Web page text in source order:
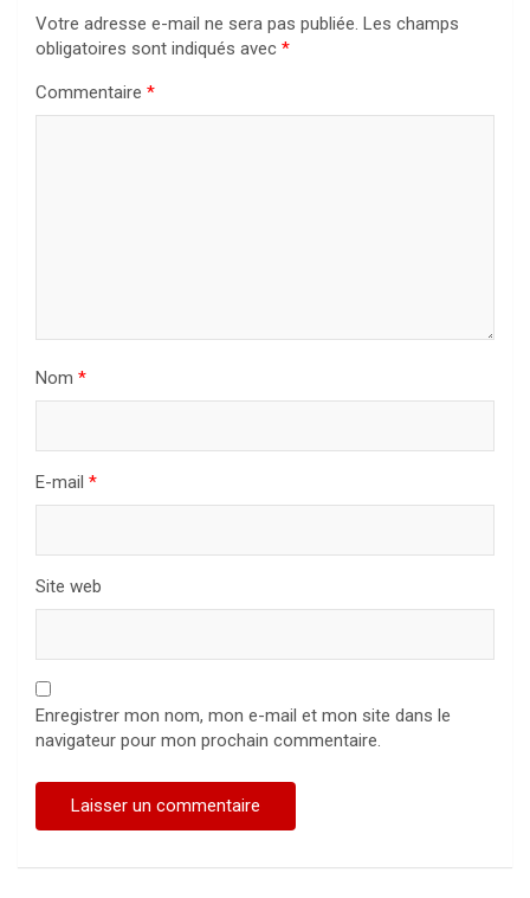
Votre adresse e-mail ne sera pas publiée. Les champs
obligatoires sont indiqués avec *
Commentaire *
Nom *
E-mail *
Site web
Enregistrer mon nom, mon e-mail et mon site dans le
navigateur pour mon prochain commentaire.